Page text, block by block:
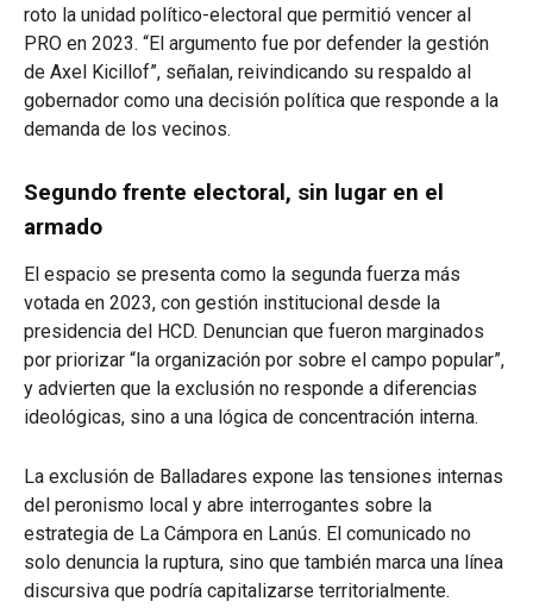
roto la unidad político-electoral que permitió vencer al
PRO en 2023. “El argumento fue por defender la gestión
de Axel Kicillof”, señalan, reivindicando su respaldo al
gobernador como una decisión política que responde a la
demanda de los vecinos.
Segundo frente electoral, sin lugar en el
armado
El espacio se presenta como la segunda fuerza más
votada en 2023, con gestión institucional desde la
presidencia del HCD. Denuncian que fueron marginados
por priorizar “la organización por sobre el campo popular”,
y advierten que la exclusión no responde a diferencias
ideológicas, sino a una lógica de concentración interna.
La exclusión de Balladares expone las tensiones internas
del peronismo local y abre interrogantes sobre la
estrategia de La Cámpora en Lanús. El comunicado no
solo denuncia la ruptura, sino que también marca una línea
discursiva que podría capitalizarse territorialmente.